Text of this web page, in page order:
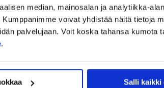
median, mainosalan ja analytiikka-alan
voivat yhdistää näitä tietoja
palvelujaan. Voit koska tahansa kumota
.
Salli kaikki
mennyttä ole enää syytä
oltiin niin paljon
kertaa ikään kuin veitsi